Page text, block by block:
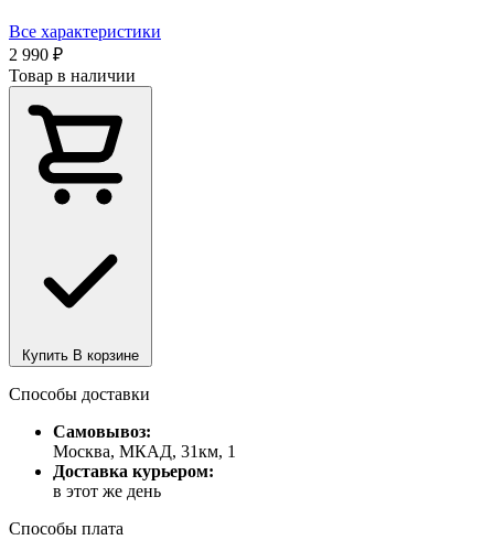
Все характеристики
2 990 ₽
Товар в наличии
Купить В корзине
Способы доставки
Самовывоз:
Москва, МКАД, 31км, 1
Доставка курьером:
в этот же день
Способы плата